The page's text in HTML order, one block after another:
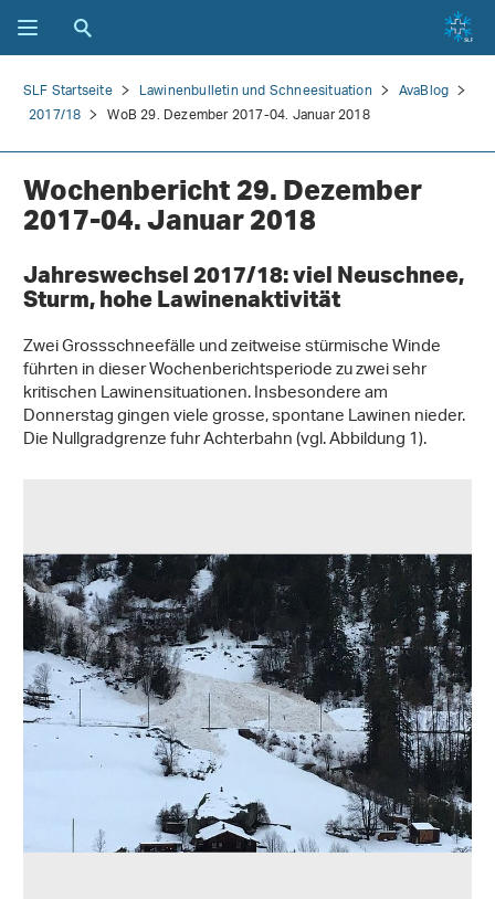
SLF Startseite Lawinenbulletin und Schneesituation
AvaBlog
2017/18
WoB 29. Dezember 2017-04. Januar 2018
Wochenbericht 29. Dezember
2017-04. Januar 2018
Jahreswechsel 2017/18: viel Neuschnee,
Sturm, hohe Lawinenaktivität
Zwei Grossschneefälle und zeitweise stürmische Winde
führten in dieser Wochenberichtsperiode zu zwei sehr
kritischen Lawinensituationen. Insbesondere am
Donnerstag gingen viele grosse, spontane Lawinen nieder.
Die Nullgradgrenze fuhr Achterbahn (vgl. Abbildung 1).